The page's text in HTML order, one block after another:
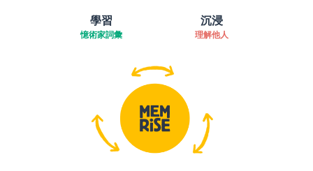
學習
憶術家詞彙
沉浸
理解他人